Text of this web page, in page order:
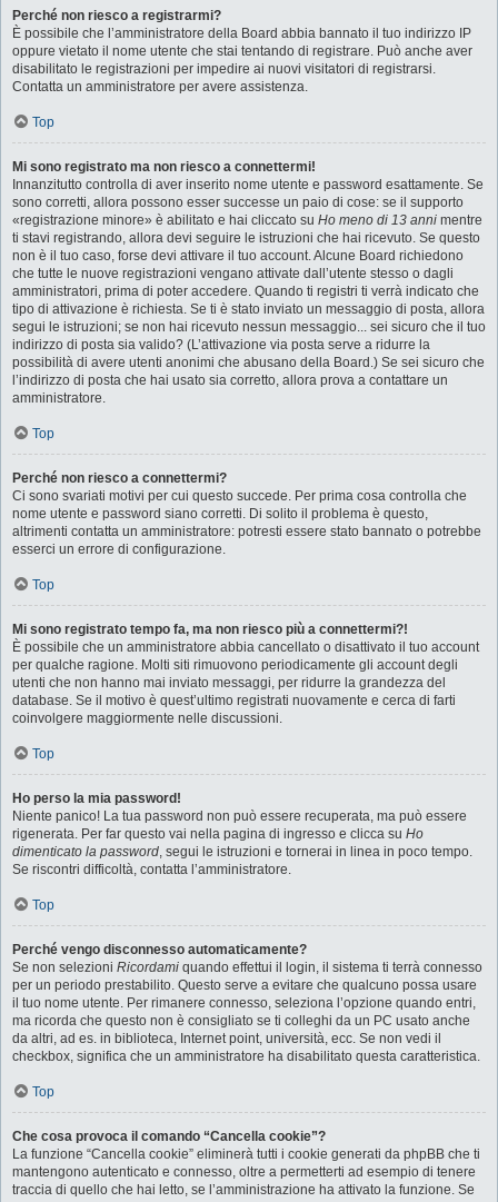
Perché non riesco a registrarmi?
È possibile che l’amministratore della Board abbia bannato il tuo indirizzo IP
oppure vietato il nome utente che stai tentando di registrare. Può anche aver
disabilitato le registrazioni per impedire ai nuovi visitatori di registrarsi.
Contatta un amministratore per avere assistenza.
Top
Mi sono registrato ma non riesco a connettermi!
Innanzitutto controlla di aver inserito nome utente e password esattamente. Se
sono corretti, allora possono esser successe un paio di cose: se il supporto
«registrazione minore» è abilitato e hai cliccato su Ho meno di 13 anni mentre
ti stavi registrando, allora devi seguire le istruzioni che hai ricevuto. Se questo
non è il tuo caso, forse devi attivare il tuo account. Alcune Board richiedono
che tutte le nuove registrazioni vengano attivate dall’utente stesso o dagli
amministratori, prima di poter accedere. Quando ti registri ti verrà indicato che
tipo di attivazione è richiesta. Se ti è stato inviato un messaggio di posta, allora
segui le istruzioni; se non hai ricevuto nessun messaggio... sei sicuro che il tuo
indirizzo di posta sia valido? (L’attivazione via posta serve a ridurre la
possibilità di avere utenti anonimi che abusano della Board.) Se sei sicuro che
l’indirizzo di posta che hai usato sia corretto, allora prova a contattare un
amministratore.
Top
Perché non riesco a connettermi?
Ci sono svariati motivi per cui questo succede. Per prima cosa controlla che
nome utente e password siano corretti. Di solito il problema è questo,
altrimenti contatta un amministratore: potresti essere stato bannato o potrebbe
esserci un errore di configurazione.
Top
Mi sono registrato tempo fa, ma non riesco più a connettermi?!
È possibile che un amministratore abbia cancellato o disattivato il tuo account
per qualche ragione. Molti siti rimuovono periodicamente gli account degli
utenti che non hanno mai inviato messaggi, per ridurre la grandezza del
database. Se il motivo è quest’ultimo registrati nuovamente e cerca di farti
coinvolgere maggiormente nelle discussioni.
Top
Ho perso la mia password!
Niente panico! La tua password non può essere recuperata, ma può essere
rigenerata. Per far questo vai nella pagina di ingresso e clicca su Ho
dimenticato la password, segui le istruzioni e tornerai in linea in poco tempo.
Se riscontri difficoltà, contatta l’amministratore.
Top
Perché vengo disconnesso automaticamente?
Se non selezioni Ricordami quando effettui il login, il sistema ti terrà connesso
per un periodo prestabilito. Questo serve a evitare che qualcuno possa usare
il tuo nome utente. Per rimanere connesso, seleziona l’opzione quando entri,
ma ricorda che questo non è consigliato se ti colleghi da un PC usato anche
da altri, ad es. in biblioteca, Internet point, università, ecc. Se non vedi il
checkbox, significa che un amministratore ha disabilitato questa caratteristica.
Top
Che cosa provoca il comando “Cancella cookie”?
La funzione “Cancella cookie” eliminerà tutti i cookie generati da phpBB che ti
mantengono autenticato e connesso, oltre a permetterti ad esempio di tenere
traccia di quello che hai letto, se l’amministrazione ha attivato la funzione. Se